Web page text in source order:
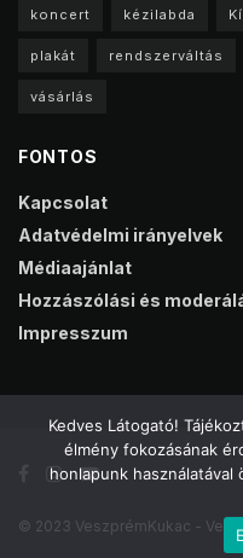
koncert kézilabda
plakát rendszerváltás
vásárlás
FONTOS
Kapcsolat
Adatvédelmi irányelvek
Médiaajánlat
Hozzászólási és
Impresszum
© 2023 VeszprémKukac -
Kedves Látogató!
élmény fokozásának
honlapunk